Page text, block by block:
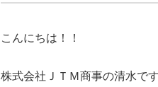
こんにちは！！
株式会社ＪＴＭ商事の清水です